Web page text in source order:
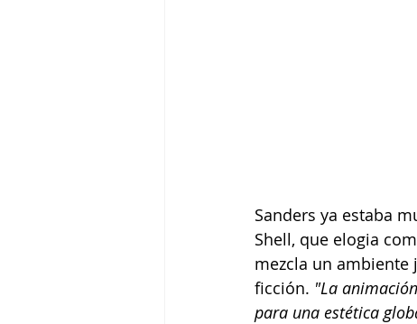
Sanders ya estaba
Shell, que elogia
mezcla un ambiente
ficción. "La
para una estética